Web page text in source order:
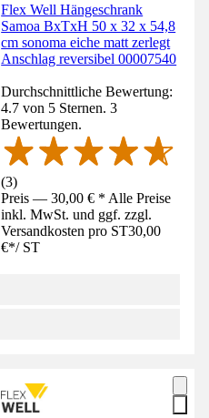
Flex Well Hängeschrank
Samoa BxTxH 50 x 32 x 54,8
cm sonoma eiche matt zerlegt
Anschlag reversibel 00007540
Durchschnittliche Bewertung:
4.7 von 5 Sternen. 3
Bewertungen.
(3)
Preis — 30,00 € * Alle Preise
inkl. MwSt. und ggf. zzgl.
Versandkosten pro ST30,00
€*/ ST